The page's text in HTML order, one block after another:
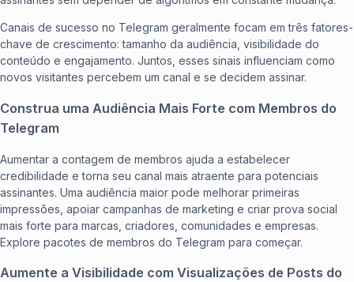
Canais de sucesso no Telegram geralmente focam em três fatores-
chave de crescimento: tamanho da audiência, visibilidade do
conteúdo e engajamento. Juntos, esses sinais influenciam como
novos visitantes percebem um canal e se decidem assinar.
Construa uma Audiência Mais Forte com Membros do
Telegram
Aumentar a contagem de membros ajuda a estabelecer
credibilidade e torna seu canal mais atraente para potenciais
assinantes. Uma audiência maior pode melhorar primeiras
impressões, apoiar campanhas de marketing e criar prova social
mais forte para marcas, criadores, comunidades e empresas.
Explore pacotes de membros do Telegram para começar.
Aumente a Visibilidade com Visualizações de Posts do